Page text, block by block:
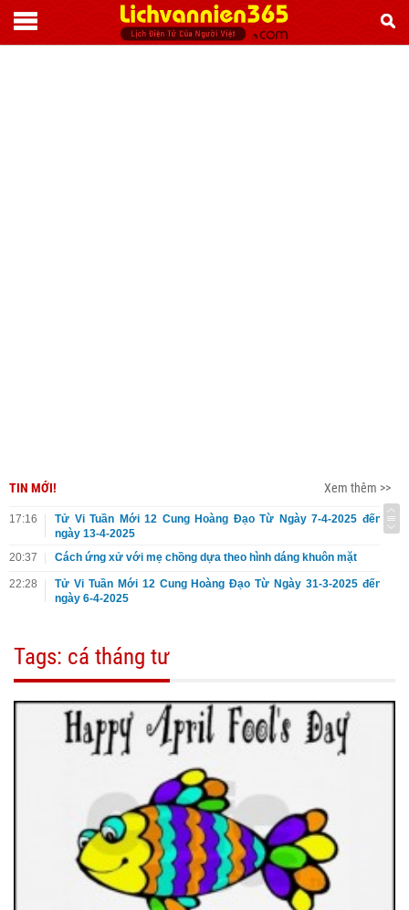
TIN MỚI! Xem thêm >>
17:16
Tử Vi Tuần Mới 12 Cung Hoàng Đạo Từ Ngày 7-4-2025 đến
ngày 13-4-2025
20:37
Cách ứng xử với mẹ chồng dựa theo hình dáng khuôn mặt
22:28
Tử Vi Tuần Mới 12 Cung Hoàng Đạo Từ Ngày 31-3-2025 đến
ngày 6-4-2025
Tags: cá tháng tư